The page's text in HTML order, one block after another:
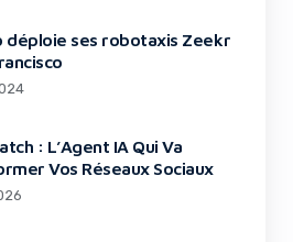
déploie ses robotaxis Zeekr
: L’Agent IA Qui Va
Vos Réseaux Sociaux